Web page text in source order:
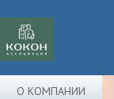
О КОМПАНИИ